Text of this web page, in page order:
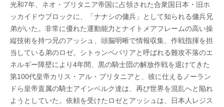
光和7年、ネオ・ブリタニア帝国に占領された合衆国日本・旧ホ
ッカイドウブロックに、「ナナシの傭兵」として知られる傭兵兄
弟がいた。非常に優れた運動能力とナイトメアフレームの高い操
縦技術を持つ兄のアッシュ、頭脳明晰で情報収集、作戦指揮を担
当している弟のロゼ。シトゥンペバリアと呼ばれる難攻不落のエ
ネルギー障壁により4年間、黒の騎士団の解放作戦を退けてきた
第100代皇帝カリス・アル・ブリタニアと、彼に仕えるノーラン
ドら皇帝直属の騎士アインベルク達は、再び世界を混乱へと陥れ
ようとしていた。依頼を受けたロゼとアッシュは、日本人レジス